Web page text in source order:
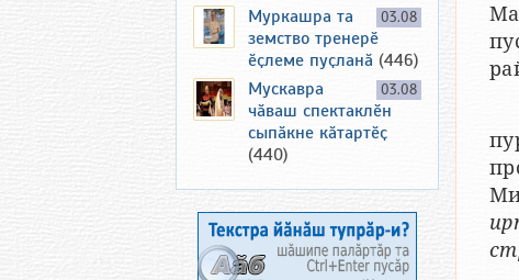
03.08
Муркашра та
земство тренерӗ
ӗҫлеме пуҫланӑ (446)
03.08
Мускавра
чӑваш спектаклӗн
сыпӑкне кӑтартӗҫ
(440)